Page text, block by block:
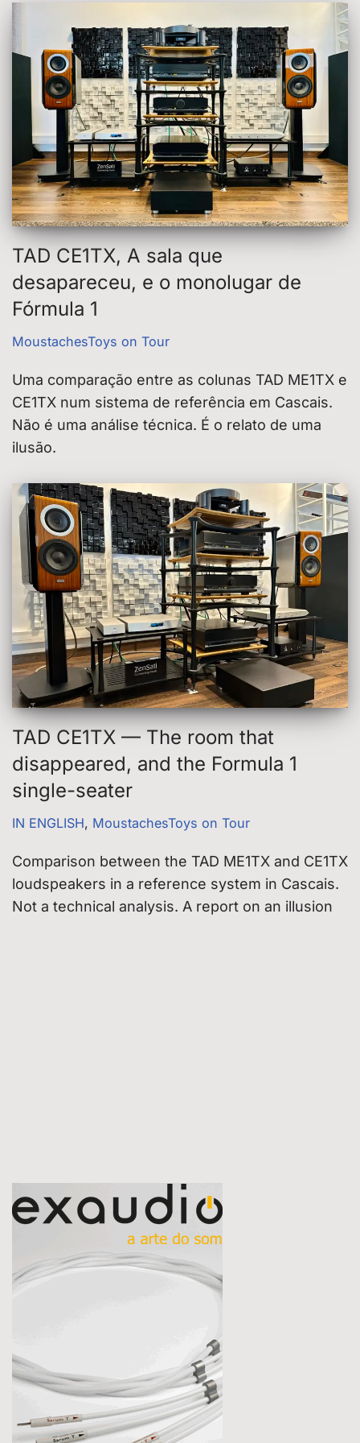
TAD CE1TX, A sala que
desapareceu, e o monolugar de
Fórmula 1
MoustachesToys on Tour
Uma comparação entre as colunas TAD ME1TX e
CE1TX num sistema de referência em Cascais.
Não é uma análise técnica. É o relato de uma
ilusão.
TAD CE1TX — The room that
disappeared, and the Formula 1
single-seater
IN ENGLISH, MoustachesToys on Tour
Comparison between the TAD ME1TX and CE1TX
loudspeakers in a reference system in Cascais.
Not a technical analysis. A report on an illusion